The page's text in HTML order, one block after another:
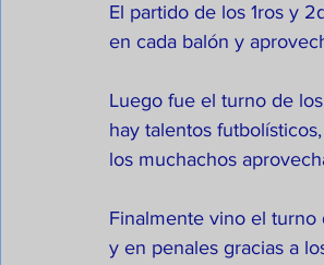
El partido de los 1ros y
en cada balón y
Luego fue el turno de
hay talentos
los muchachos
Finalmente vino el
y en penales gracias a